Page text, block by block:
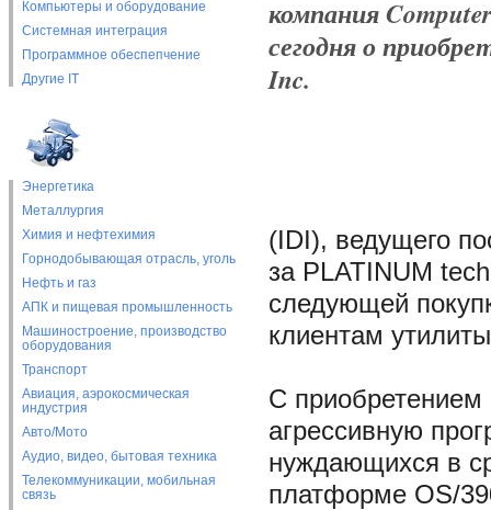
Компьютеры и оборудование
Системная интеграция
Программное обеспепчение
Другие IT
Энергетика
Металлургия
Химия и нефтехимия
Горнодобывающая отрасль, уголь
Нефть и газ
АПК и пищевая промышленность
Машиностроение, производство
оборудования
Транспорт
Авиация, аэрокосмическая
индустрия
Авто/Мото
Аудио, видео, бытовая техника
Телекоммуникации, мобильная
связь
компания
сегодня о
Inc.
(IDI), ведущего
за PLATINUM
следующей
клиентам
С приобретением
агрессивную
нуждающихся в
платформе OS/